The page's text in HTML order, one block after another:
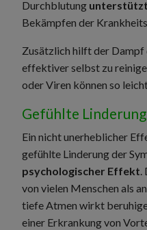
Durchblutung
Bekämpfen der
Zusätzlich hilft der Dampf
effektiver selbst zu
oder Viren können so
Gefühlte Linderung
Ein nicht unerheblicher
gefühlte Linderung der
psychologischer Effekt
von vielen Menschen als
tiefe Atmen wirkt
einer Erkrankung von